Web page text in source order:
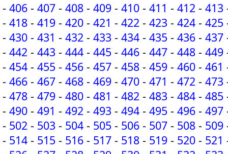
- 406 - 407 - 408 - 409 - 410 - 411 - 412 - 413
- 418 - 419 - 420 - 421 - 422 - 423 - 424 - 425
- 430 - 431 - 432 - 433 - 434 - 435 - 436 - 437
- 442 - 443 - 444 - 445 - 446 - 447 - 448 - 449
- 454 - 455 - 456 - 457 - 458 - 459 - 460 - 461
- 466 - 467 - 468 - 469 - 470 - 471 - 472 - 473
- 478 - 479 - 480 - 481 - 482 - 483 - 484 - 485
- 490 - 491 - 492 - 493 - 494 - 495 - 496 - 497
- 502 - 503 - 504 - 505 - 506 - 507 - 508 - 509
- 514 - 515 - 516 - 517 - 518 - 519 - 520 - 521